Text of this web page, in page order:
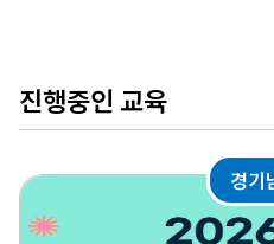
진행중인 교육
경기